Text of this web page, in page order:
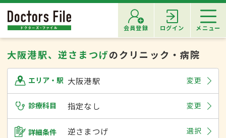
会員登録 ログイン メニュー
大阪港駅、逆さまつげのクリニック・病院
エリア・駅 大阪港駅 変更
診療科目 指定なし 変更
詳細条件 逆さまつげ 選択